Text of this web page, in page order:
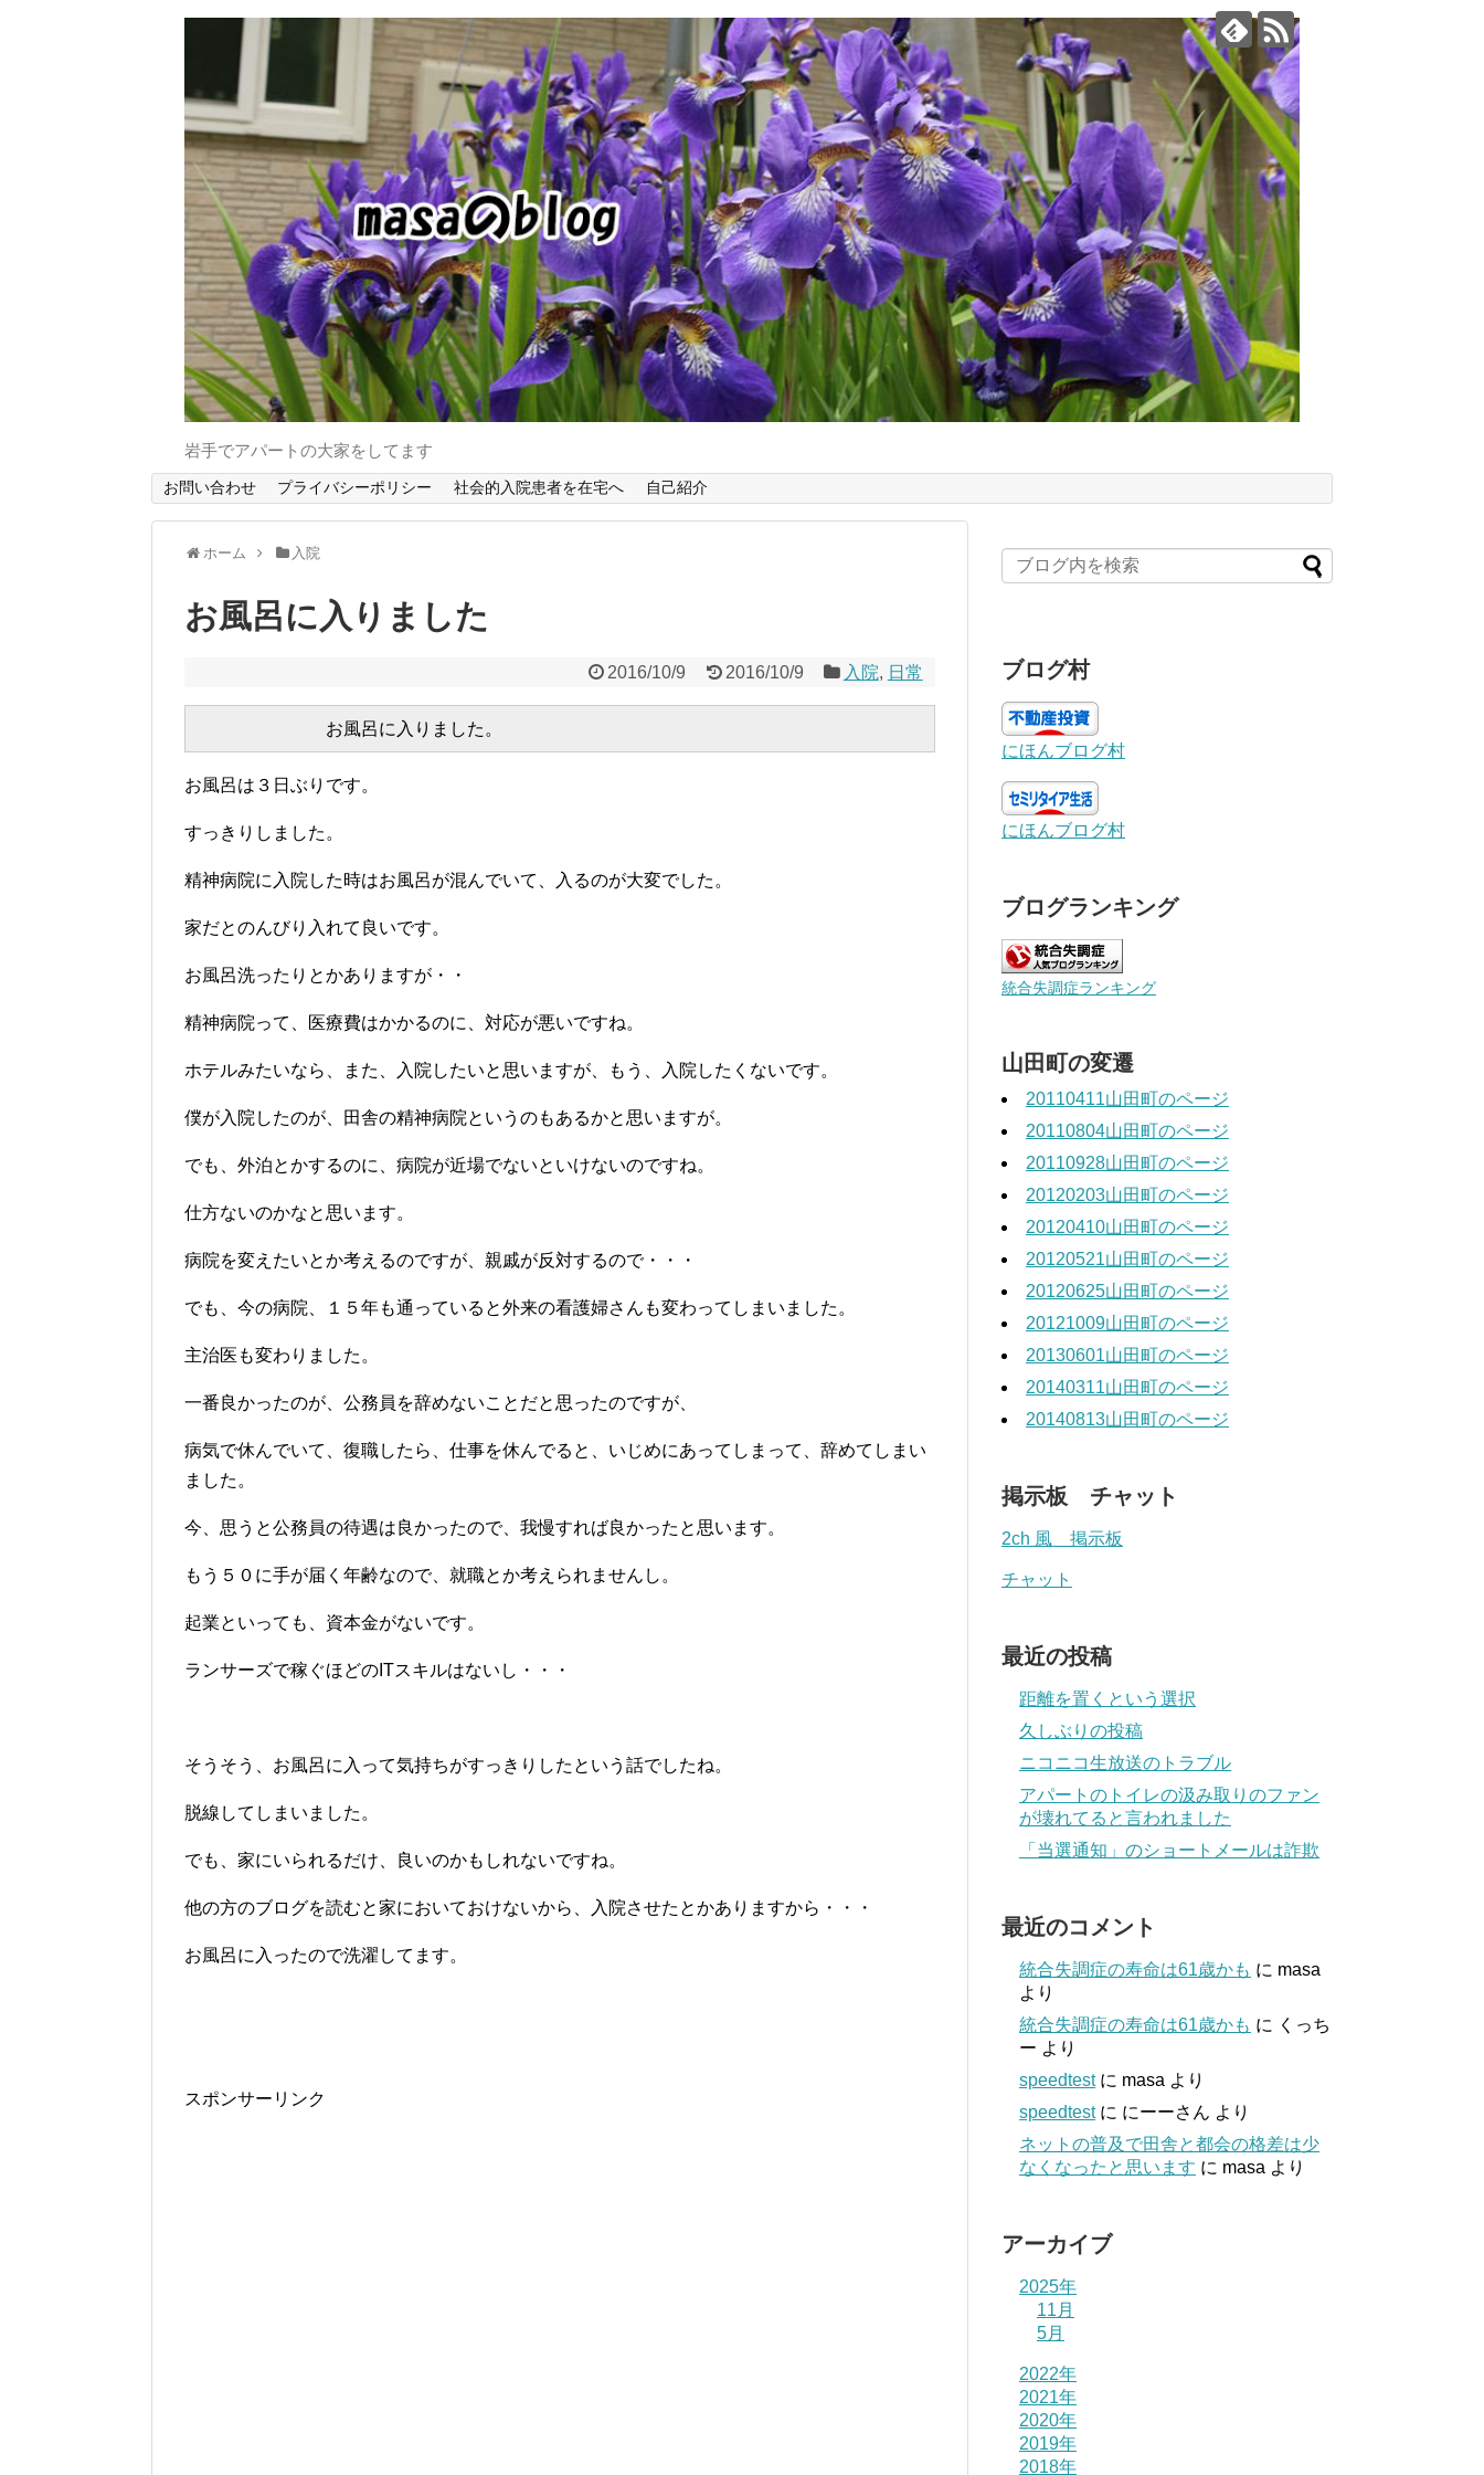
岩手でアパートの大家をしてます
お問い合わせ プライバシーポリシー 社会的入院患者を在宅へ 自己紹介
ホーム 入院
お風呂に入りました
2016/10/9 2016/10/9 入院, 日常
お風呂は３日ぶりです。
すっきりしました。
精神病院に入院した時はお風呂が混んでいて、入るのが大変でした。
家だとのんびり入れて良いです。
お風呂洗ったりとかありますが・・
精神病院って、医療費はかかるのに、対応が悪いですね。
ホテルみたいなら、また、入院したいと思いますが、もう、入院したくないです。
僕が入院したのが、田舎の精神病院というのもあるかと思いますが。
でも、外泊とかするのに、病院が近場でないといけないのですね。
仕方ないのかなと思います。
病院を変えたいとか考えるのですが、親戚が反対するので・・・
でも、今の病院、１５年も通っていると外来の看護婦さんも変わってしまいました。
主治医も変わりました。
一番良かったのが、公務員を辞めないことだと思ったのですが、
病気で休んでいて、復職したら、仕事を休んでると、いじめにあってしまって、辞めてしまい
ました。
今、思うと公務員の待遇は良かったので、我慢すれば良かったと思います。
もう５０に手が届く年齢なので、就職とか考えられませんし。
起業といっても、資本金がないです。
ランサーズで稼ぐほどのITスキルはないし・・・
そうそう、お風呂に入って気持ちがすっきりしたという話でしたね。
脱線してしまいました。
でも、家にいられるだけ、良いのかもしれないですね。
他の方のブログを読むと家においておけないから、入院させたとかありますから・・・
お風呂に入ったので洗濯してます。
スポンサーリンク
ブログ村
にほんブログ村
にほんブログ村
ブログランキング
統合失調症ランキング
山田町の変遷
20110411山田町のページ
20110804山田町のページ
20110928山田町のページ
20120203山田町のページ
20120410山田町のページ
20120521山田町のページ
20120625山田町のページ
20121009山田町のページ
20130601山田町のページ
20140311山田町のページ
20140813山田町のページ
掲示板 チャット
2ch 風 掲示板
チャット
最近の投稿
距離を置くという選択
久しぶりの投稿
ニコニコ生放送のトラブル
アパートのトイレの汲み取りのファン
が壊れてると言われました
「当選通知」のショートメールは詐欺
最近のコメント
統合失調症の寿命は61歳かも に masa
より
統合失調症の寿命は61歳かも に くっち
ー より
speedtestに masa より
speedtestに にーーさん より
ネットの普及で田舎と都会の格差は少
なくなったと思います に masa より
アーカイブ
2025年
11月
5月
2022年
2021年
2020年
2019年
2018年